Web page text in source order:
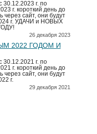
30.12.2023 г. по
г. короткий день до
сайт, они будут
г. УДАЧИ и НОВЫХ
26 декабря 2023
2022 ГОДОМ И
30.12.2021 г. по
г. короткий день до
сайт, они будут
г.
29 декабря 2021